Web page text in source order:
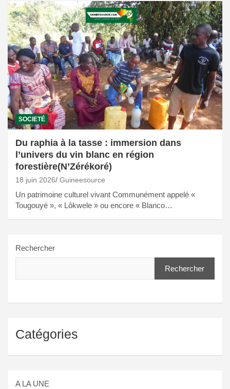
SOCIETÉ
Du raphia à la tasse : immersion dans
l’univers du vin blanc en région
forestière(N’Zérékoré)
18 juin 2026 Guineesource
Un patrimoine culturel vivant Communément appelé «
Tougouyé », « Lôkwele » ou encore « Blanco…
Rechercher
Rechercher
Catégories
A LA UNE